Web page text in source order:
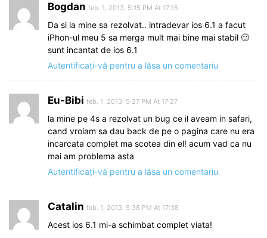
Bogdan feb. 1, 2013, 5:15 PM At 17:15
Da si la mine sa rezolvat.. intradevar ios 6.1 a facut
iPhon-ul meu 5 sa merga mult mai bine mai stabil 🙂
sunt incantat de ios 6.1
Autentificați-vă pentru a lăsa un comentariu
Eu-Bibi feb. 1, 2013, 5:27 PM At 17:27
la mine pe 4s a rezolvat un bug ce il aveam in safari,
cand vroiam sa dau back de pe o pagina care nu era
incarcata complet ma scotea din el! acum vad ca nu
mai am problema asta
Autentificați-vă pentru a lăsa un comentariu
Catalin feb. 1, 2013, 5:38 PM At 17:38
Acest ios 6.1 mi-a schimbat complet viata!